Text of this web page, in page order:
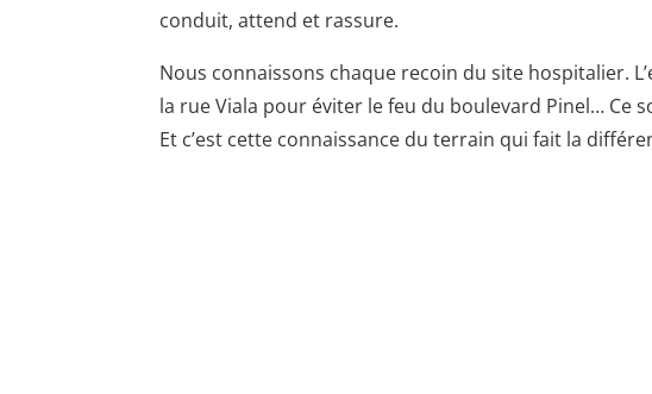
conduit, attend et rassure.
Nous connaissons chaque recoin du site hospitalier.
la rue Viala pour éviter le feu du boulevard Pinel… Ce
Et c’est cette connaissance du terrain qui fait la